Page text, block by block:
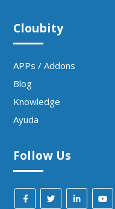
Cloubity
APPs / Addons
Blog
Knowledge
Ayuda
Follow Us